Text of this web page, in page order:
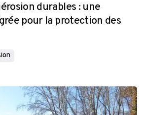
durables : une
pour la protection des